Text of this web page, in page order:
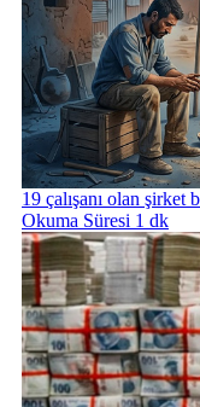
19 çalışanı olan şirket
Okuma Süresi 1 dk